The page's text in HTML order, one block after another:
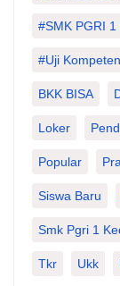
#SMK PGRI 1
#Uji
BKK BISA
Loker
Popular
Siswa Baru
Smk Pgri 1
Tkr Ukk